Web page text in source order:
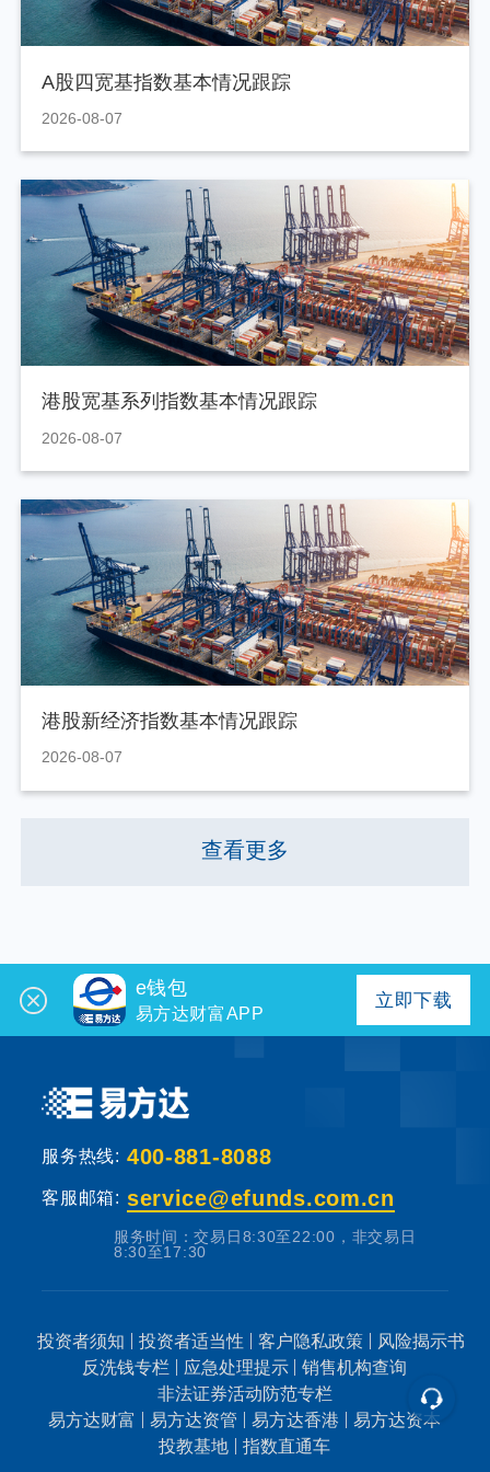
A股四宽基指数基本情况跟踪
2026-08-07
港股宽基系列指数基本情况跟踪
2026-08-07
港股新经济指数基本情况跟踪
2026-08-07
查看更多
e钱包
易方达财富APP
立即下载
服务热线: 400-881-8088
客服邮箱: service@efunds.com.cn
服务时间：交易日8:30至22:00，非交易日
8:30至17:30
投资者须知 投资者适当性 客户隐私政策
风险揭示书
反洗钱专栏
应急处理提示
销售机构查询
非法证券活动防范专栏
易方达财富
易方达资管 易方达香港
易方达资本
投教基地
指数直通车